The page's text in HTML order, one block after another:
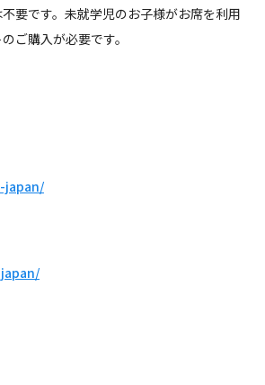
要です。未就学児のお子様がお席を利用
ご購入が必要です。